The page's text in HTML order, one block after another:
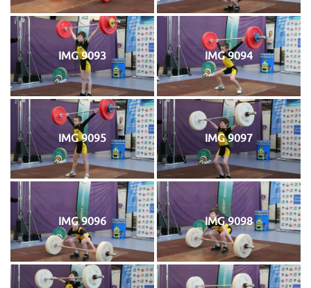
IMG 9093 IMG 9094
IMG 9095 IMG 9097
IMG 9096 IMG 9098